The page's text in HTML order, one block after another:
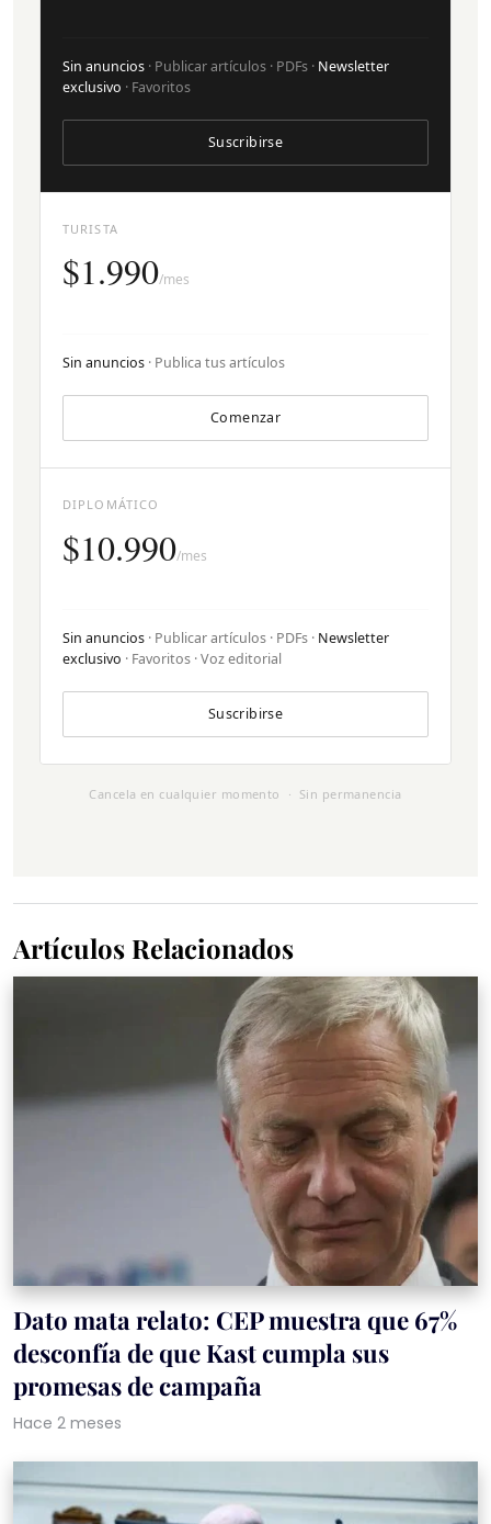
TURISTA
$1.990/mes
Sin anuncios · Publica tus artículos
Comenzar
Sin anuncios · Publicar artículos · PDFs · Newsletter
exclusivo · Favoritos
Suscribirse
DIPLOMÁTICO
$10.990/mes
Sin anuncios · Publicar artículos · PDFs · Newsletter
exclusivo · Favoritos · Voz editorial
Suscribirse
Cancela en cualquier momento · Sin permanencia
Artículos Relacionados
Dato mata relato: CEP muestra que 67%
desconfía de que Kast cumpla sus
promesas de campaña
Hace 2 meses